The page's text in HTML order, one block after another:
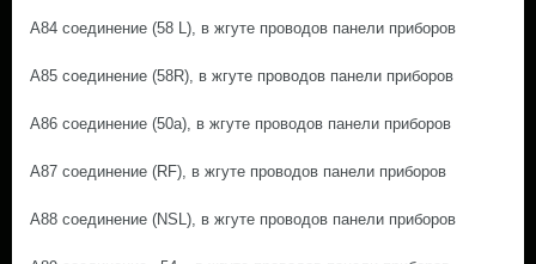
A84 соединение (58 L), в жгуте проводов панели приборов
A85 соединение (58R), в жгуте проводов панели приборов
A86 соединение (50а), в жгуте проводов панели приборов
A87 соединение (RF), в жгуте проводов панели приборов
A88 соединение (NSL), в жгуте проводов панели приборов